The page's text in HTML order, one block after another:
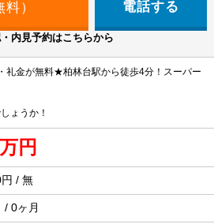
電話する
内見予約はこちらから
礼金が無料★柏林台駅から徒歩4分！スーパー
ょうか！
円
/ 無
/ 0ヶ月